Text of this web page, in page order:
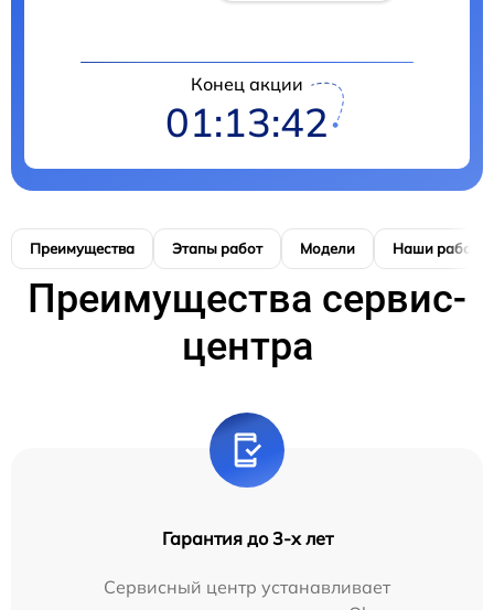
Конец акции
01:13:42
Преимущества Этапы работ Модели Наши работы
Преимущества сервис-
центра
Гарантия до 3-х лет
Сервисный центр устанавливает